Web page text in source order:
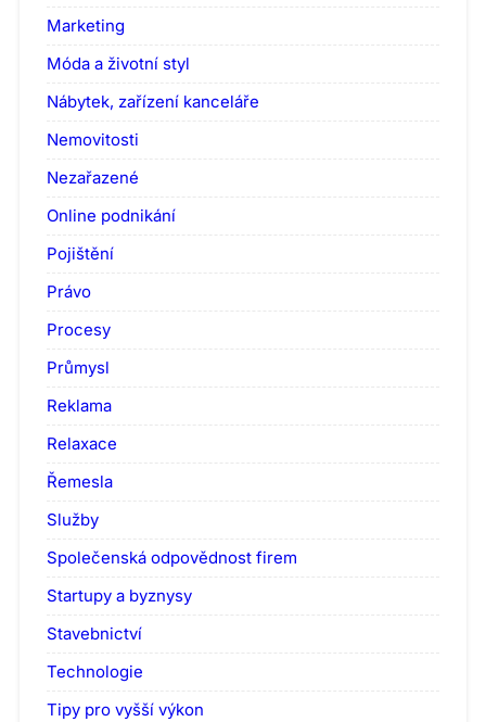
Marketing
Móda a životní styl
Nábytek, zařízení kanceláře
Nemovitosti
Nezařazené
Online podnikání
Pojištění
Právo
Procesy
Průmysl
Reklama
Relaxace
Řemesla
Služby
Společenská odpovědnost firem
Startupy a byznysy
Stavebnictví
Technologie
Tipy pro vyšší výkon